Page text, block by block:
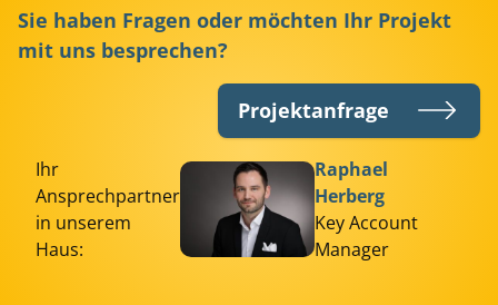
Sie haben Fragen oder möchten Ihr Projekt
mit uns besprechen?
Projektanfrage
Ihr
Ansprechpartner
in unserem
Haus:
Raphael
Herberg
Key Account
Manager